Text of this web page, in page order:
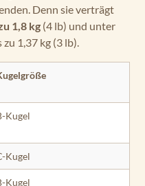
Denn sie verträgt
1,8 kg (4 lb) und unter
1,37 kg (3 lb).
Kugel
Kugel
Kugel